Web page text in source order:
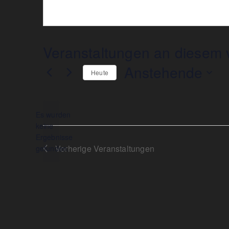
keine
gefunden.
Heute
Vorherige Veranstaltungen